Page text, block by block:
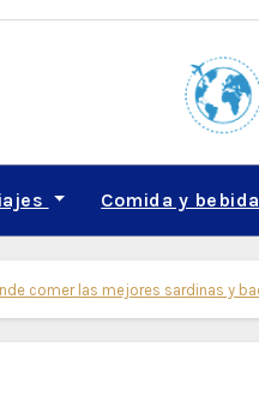
Comida y bebida
comer las mejores sardinas y